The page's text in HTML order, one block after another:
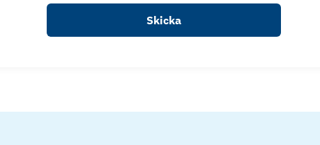
Skicka